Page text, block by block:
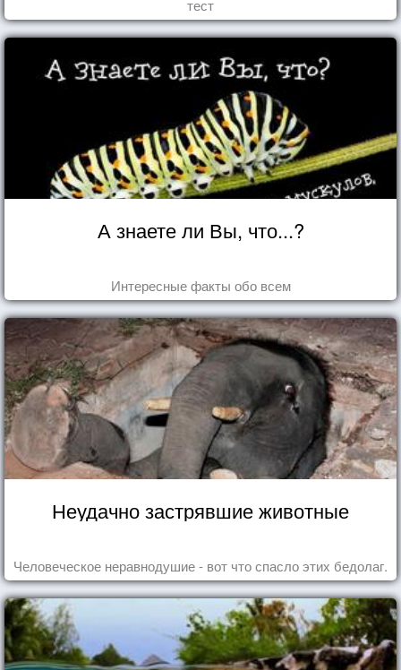
тест
А знаете ли Вы, что...?
Интересные факты обо всем
Неудачно застрявшие животные
Человеческое неравнодушие - вот что спасло этих бедолаг.